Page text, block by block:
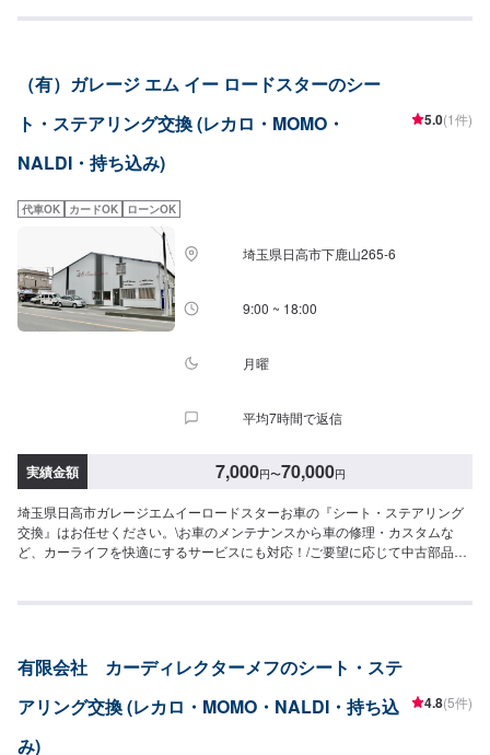
がりを常にご提供できるよう研鑽努力し、安心運転のための整備・修理、車
いります。オイル交換や車検、タイヤ交換などの基本的な車のメンテナンス
（有）ガレージ エム イー ロードスターのシー
ト・ステアリング交換 (レカロ・MOMO・
NALDI・持ち込み)
5.0(1件)
代車OK カードOK ローンOK
埼玉県日高市下鹿山265-6
9:00 ~ 18:00
月曜
平均7時間で返信
実績金額 7,000円〜70,000円
埼玉県日高市ガレージエムイーロードスターお車の『シート・ステアリング
交換』はお任せください。\お車のメンテナンスから車の修理・カスタムな
ど、カーライフを快適にするサービスにも対応！/ご要望に応じて中古部品や
よる確かな施工●新品より美しく●品質には自信あり！技術ならどこにも負け
納得いただけましたら作業開始【5】作業完了・お支払い【6】納車<代車に
でのレンタル貸出も行っております。お気軽にご相談下さい。※代車の燃料代
営業時間：9:00~18:00
有限会社 カーディレクターメフのシート・ステ
アリング交換 (レカロ・MOMO・NALDI・持ち込
み)
4.8(5件)